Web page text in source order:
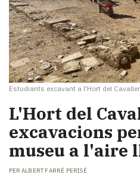
Estudiants excavant a l'Hort del
L'Hort del
excavacions
museu a l'aire
PER ALBERT FARRÉ PERISÉ